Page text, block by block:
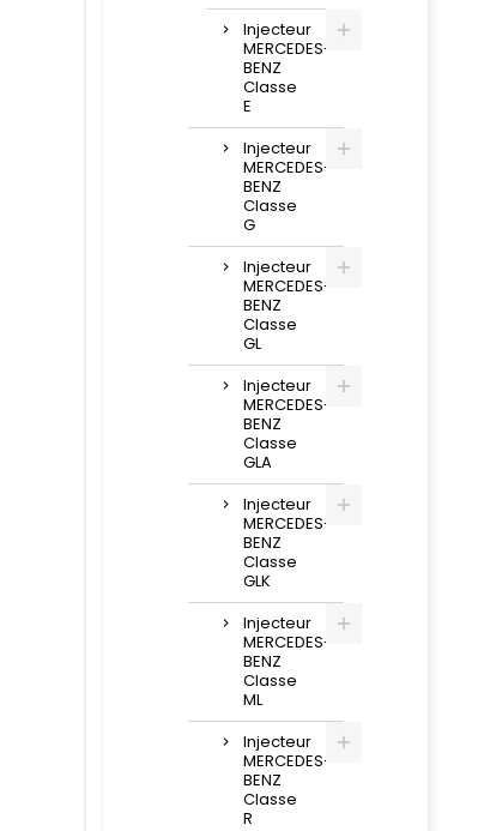
Injecteur
MERCEDES-
BENZ
Classe
E
Injecteur
MERCEDES-
BENZ
Classe
G
Injecteur
MERCEDES-
BENZ
Classe
GL
Injecteur
MERCEDES-
BENZ
Classe
GLA
Injecteur
MERCEDES-
BENZ
Classe
GLK
Injecteur
MERCEDES-
BENZ
Classe
ML
Injecteur
MERCEDES-
BENZ
Classe
R